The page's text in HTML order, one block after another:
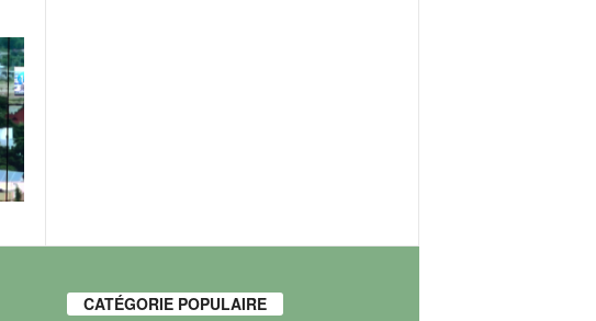
CATÉGORIE POPULAIRE